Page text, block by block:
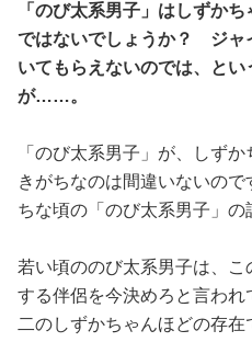
「のび太系男子」はしずか
ではないでしょうか？ ジャ
いてもらえないのでは、と
が……。
「のび太系男子」が、しず
きがちなのは間違いないの
ちな頃の「のび太系男子」の
若い頃ののび太系男子は、
する伴侶を今決めろと言わ
二のしずかちゃんほどの存